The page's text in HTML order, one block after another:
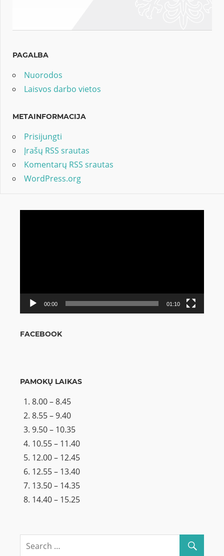
PAGALBA
Nuorodos
Laisvos darbo vietos
METAINFORMACIJA
Prisijungti
Įrašų RSS srautas
Komentarų RSS srautas
WordPress.org
00:00 01:10
FACEBOOK
PAMOKŲ LAIKAS
8.00 – 8.45
8.55 – 9.40
9.50 – 10.35
10.55 – 11.40
12.00 – 12.45
12.55 – 13.40
13.50 – 14.35
14.40 – 15.25